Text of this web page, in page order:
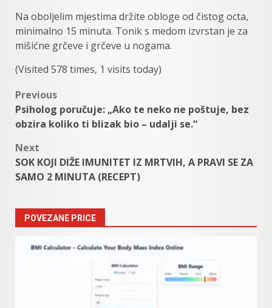
Na oboljelim mjestima držite obloge od čistog octa,
minimalno 15 minuta. Tonik s medom izvrstan je za
mišićne grčeve i grčeve u nogama.
(Visited 578 times, 1 visits today)
Post
navigation
Previous
Psiholog poručuje: „Ako te neko ne poštuje, bez
obzira koliko ti blizak bio – udalji se.“
Next
SOK KOJI DIŽE IMUNITET IZ MRTVIH, A PRAVI SE ZA
SAMO 2 MINUTA (RECEPT)
POVEZANE PRICE